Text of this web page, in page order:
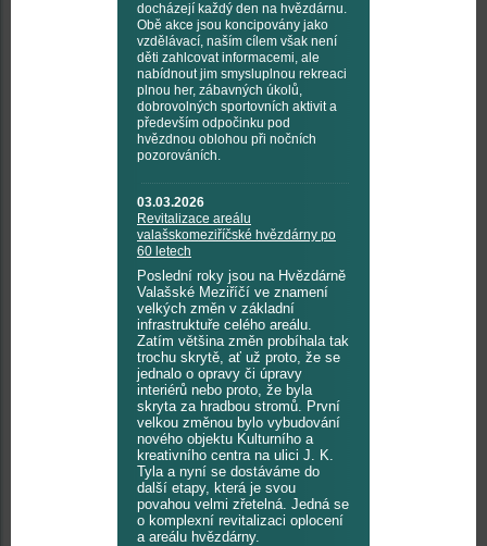
docházejí každý den na hvězdárnu.
Obě akce jsou koncipovány jako
vzdělávací, naším cílem však není
děti zahlcovat informacemi, ale
nabídnout jim smysluplnou rekreaci
plnou her, zábavných úkolů,
dobrovolných sportovních aktivit a
především odpočinku pod
hvězdnou oblohou při nočních
pozorováních.
03.03.2026
Revitalizace areálu
valašskomeziříčské hvězdárny po
60 letech
Poslední roky jsou na Hvězdárně
Valašské Meziříčí ve znamení
velkých změn v základní
infrastruktuře celého areálu.
Zatím většina změn probíhala tak
trochu skrytě, ať už proto, že se
jednalo o opravy či úpravy
interiérů nebo proto, že byla
skryta za hradbou stromů. První
velkou změnou bylo vybudování
nového objektu Kulturního a
kreativního centra na ulici J. K.
Tyla a nyní se dostáváme do
další etapy, která je svou
povahou velmi zřetelná. Jedná se
o komplexní revitalizaci oplocení
a areálu hvězdárny.